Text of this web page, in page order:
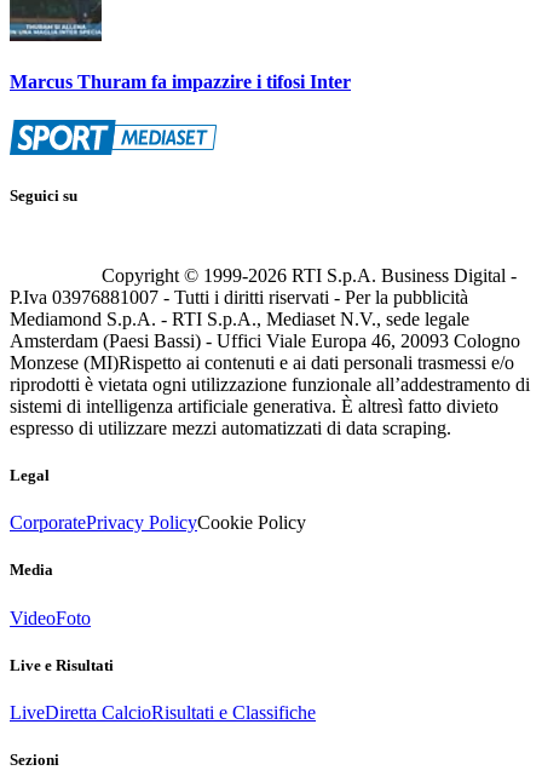
Marcus Thuram fa impazzire i tifosi Inter
Seguici su
Copyright © 1999-2026 RTI S.p.A. Business Digital -
P.Iva 03976881007 - Tutti i diritti riservati - Per la pubblicità
Mediamond S.p.A. - RTI S.p.A., Mediaset N.V., sede legale
Amsterdam (Paesi Bassi) - Uffici Viale Europa 46, 20093 Cologno
Monzese (MI)Rispetto ai contenuti e ai dati personali trasmessi e/o
riprodotti è vietata ogni utilizzazione funzionale all’addestramento di
sistemi di intelligenza artificiale generativa. È altresì fatto divieto
espresso di utilizzare mezzi automatizzati di data scraping.
Legal
CorporatePrivacy PolicyCookie Policy
Media
VideoFoto
Live e Risultati
LiveDiretta CalcioRisultati e Classifiche
Sezioni